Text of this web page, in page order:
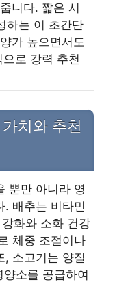
니다. 짧은 시
하는 이 초간단
가 높으면서도
로 강력 추천
치와 추천
뿐만 아니라 영
. 배추는 비타민
화와 소화 건강
체중 조절이나
, 소고기는 양질
소를 공급하여